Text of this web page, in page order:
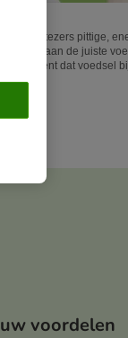
zijn Maltezers pittige,
zijn aan de juiste
betekent dat voedsel
voordelen